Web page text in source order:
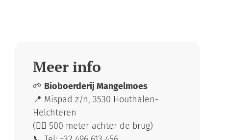
Meer info
🌱 Bioboerderij Mangelmoes
📍 Mispad z/n, 3530 Houthalen-
Helchteren
(🚶‍♂️ 500 meter achter de brug)